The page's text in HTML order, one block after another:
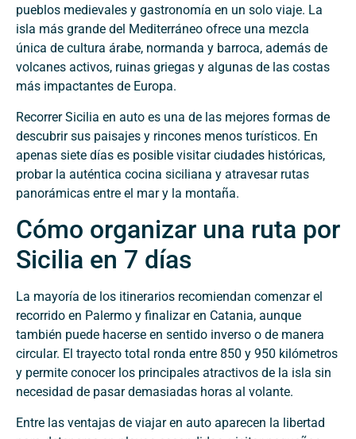
pueblos medievales y gastronomía en un solo viaje. La
isla más grande del Mediterráneo ofrece una mezcla
única de cultura árabe, normanda y barroca, además de
volcanes activos, ruinas griegas y algunas de las costas
más impactantes de Europa.
Recorrer Sicilia en auto es una de las mejores formas de
descubrir sus paisajes y rincones menos turísticos. En
apenas siete días es posible visitar ciudades históricas,
probar la auténtica cocina siciliana y atravesar rutas
panorámicas entre el mar y la montaña.
Cómo organizar una ruta por
Sicilia en 7 días
La mayoría de los itinerarios recomiendan comenzar el
recorrido en Palermo y finalizar en Catania, aunque
también puede hacerse en sentido inverso o de manera
circular. El trayecto total ronda entre 850 y 950 kilómetros
y permite conocer los principales atractivos de la isla sin
necesidad de pasar demasiadas horas al volante.
Entre las ventajas de viajar en auto aparecen la libertad